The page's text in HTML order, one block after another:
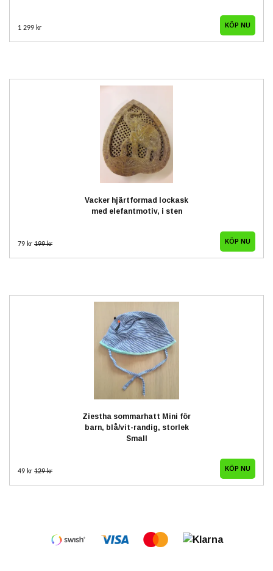
1 299 kr
Vacker hjärtformad lockask
med elefantmotiv, i sten
79 kr 199 kr
Ziestha sommarhatt Mini för
barn, blå/vit-randig, storlek
Small
49 kr 129 kr